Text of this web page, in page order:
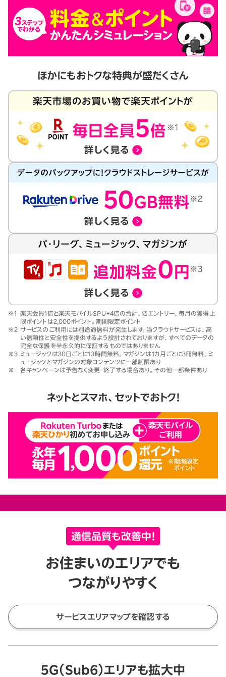
ほかにもおトクな特典が盛だくさん
※1
楽天会員1倍と楽天モバイルSPU+4倍の合計、要エントリー、毎月の獲得上
限ポイントは2,000ポイント。期間限定ポイント
※2 サービスのご利用には別途通信料が発生します。当クラウドサービスは、高
い信頼性と安全性を提供するよう設計されておりますが、すべてのデータの
完全な保護を半永久的に保証するものではありません
※3 ミュージックは30日ごとに10時間無料。マガジンは1カ月ごとに3冊無料。ミ
ュージックとマガジンの対象コンテンツに一部制限あり
※
各キャンペーンは予告なく変更・終了する場合あり。その他一部条件あり
ネットとスマホ、セットでおトク！
通信品質も改善中！
お住まいのエリアでも
つながりやすく
サービスエリアマップを確認する
5G（Sub6）エリアも拡大中